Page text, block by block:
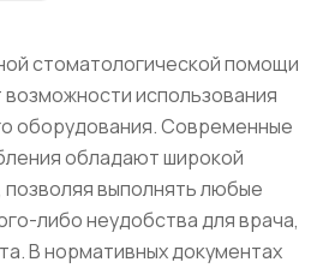
стоматологической помощи
использования
оборудования. Современные
обладают широкой
выполнять любые
либо неудобства для врача,
В нормативных документах